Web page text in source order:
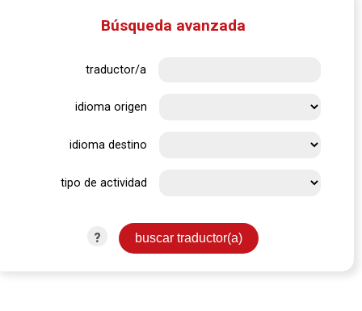
Búsqueda avanzada
traductor/a
idioma origen
idioma destino
tipo de actividad
?